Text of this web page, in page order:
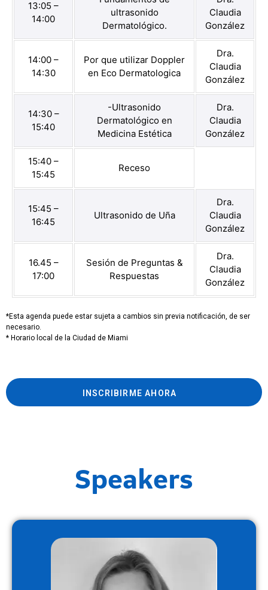
13:05 –
14:00
ultrasonido
Dermatológico.
Claudia
González
14:00 –
14:30
Por que utilizar Doppler
en Eco Dermatologica
Dra.
Claudia
González
14:30 –
15:40
-Ultrasonido
Dermatológico en
Medicina Estética
Dra.
Claudia
González
15:40 –
15:45
Receso
15:45 –
16:45
Ultrasonido de Uña
Dra.
Claudia
González
16.45 –
17:00
Sesión de Preguntas &
Respuestas
Dra.
Claudia
González
*Esta agenda puede estar sujeta a cambios sin previa notificación, de ser
necesario.
* Horario local de la Ciudad de Miami
INSCRIBIRME AHORA
Speakers